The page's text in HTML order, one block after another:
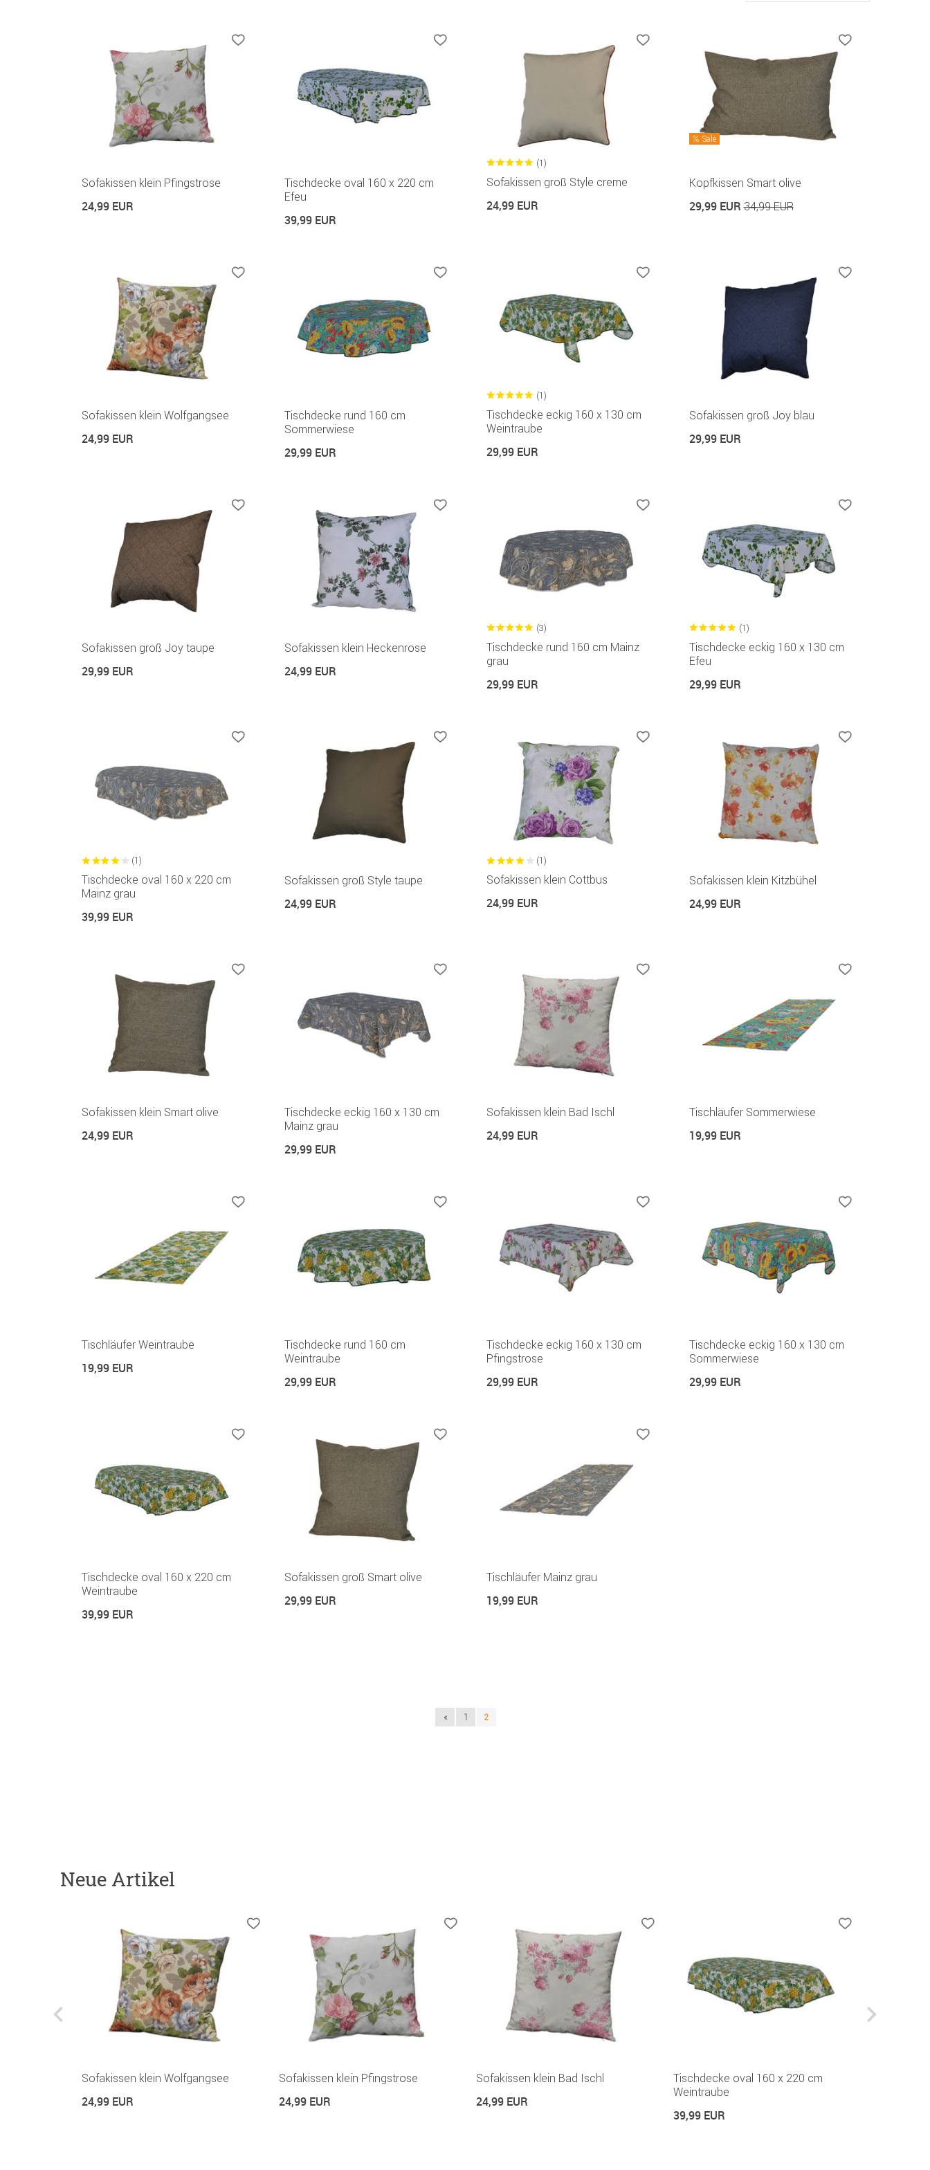
Sofakissen klein Pfingstrose
24,99 EUR
Tischdecke oval 160 x 220 cm
Efeu
39,99 EUR
(1)
Sofakissen groß Style creme
24,99 EUR
Sale
Kopfkissen Smart olive
29,99 EUR34,99 EUR
Sofakissen klein Wolfgangsee
24,99 EUR
Tischdecke rund 160 cm
Sommerwiese
29,99 EUR
(1)
Tischdecke eckig 160 x 130 cm
Weintraube
29,99 EUR
Sofakissen groß Joy blau
29,99 EUR
Sofakissen groß Joy taupe
29,99 EUR
Sofakissen klein Heckenrose
24,99 EUR
(3)
Tischdecke rund 160 cm Mainz
grau
29,99 EUR
(1)
Tischdecke eckig 160 x 130 cm
Efeu
29,99 EUR
(1)
Tischdecke oval 160 x 220 cm
Mainz grau
39,99 EUR
Sofakissen groß Style taupe
24,99 EUR
(1)
Sofakissen klein Cottbus
24,99 EUR
Sofakissen klein Kitzbühel
24,99 EUR
Sofakissen klein Smart olive
24,99 EUR
Tischdecke eckig 160 x 130 cm
Mainz grau
29,99 EUR
Sofakissen klein Bad Ischl
24,99 EUR
Tischläufer Sommerwiese
19,99 EUR
Tischläufer Weintraube
19,99 EUR
Tischdecke rund 160 cm
Weintraube
29,99 EUR
Tischdecke eckig 160 x 130 cm
Pfingstrose
29,99 EUR
Tischdecke eckig 160 x 130 cm
Sommerwiese
29,99 EUR
Tischdecke oval 160 x 220 cm
Weintraube
39,99 EUR
Sofakissen groß Smart olive
29,99 EUR
Tischläufer Mainz grau
19,99 EUR
« 1 2
Neue Artikel
Sofakissen klein Wolfgangsee
24,99 EUR
Sofakissen klein Pfingstrose
24,99 EUR
Sofakissen klein Bad Ischl
24,99 EUR
Tischdecke oval 160 x 220 cm
Weintraube
39,99 EUR